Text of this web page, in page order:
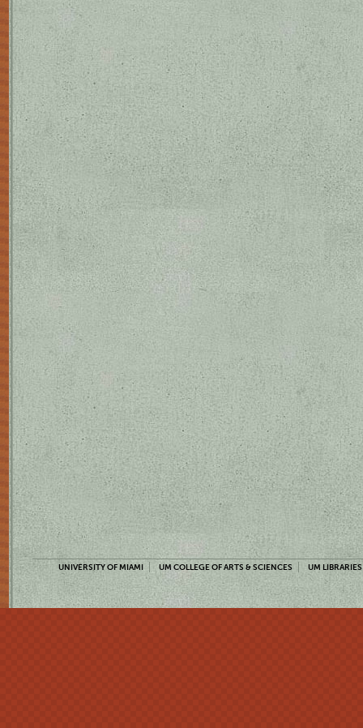
UNIVERSITY OF MIAMI UM COLLEGE OF ARTS & SCIENCES UM LIBRARIES